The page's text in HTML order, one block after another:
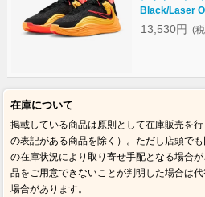
Black/Laser
13,530円 (
在庫について
掲載している商品は原則として在庫販売を
の表記がある商品を除く）。ただし店頭で
の在庫状況により取り寄せ手配となる場合
品をご用意できないことが判明した場合は
場合があります。